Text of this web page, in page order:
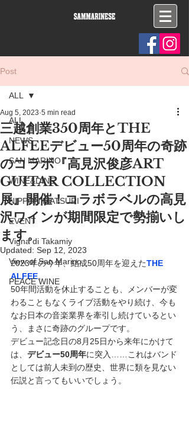
Post
ALL
NEWS
SAN MARINO
WINE&DINE
NIPPON MATSURI
EVENT
Vigna di Takamiy
View of San Marino
PEACE WINE
ALL
三越創業350周年とTHE
ALFEEデビュー50周年の奇跡
のコラボ『高見沢俊彦ART
GUITAR COLLECTION
展』開催！コラボラベルの高見
沢ワインが期間限定で勢揃いし
ます。
Aug 5, 2023 5 min read
Updated: Sep 12, 2023
2023年の今年、結成50周年を迎えたTHE
ALFEE。
50年間活動を休止することも、メンバーが変
わることもなくライブ活動をやり続け、今も
なお日本の音楽業界を牽引し続けているとい
う、まさに奇跡のグループです。
デビュー記念日の8月25日から来年にかけて
は、 デビュー50周年に突入……これはバンド
としては前人未到の歴史、世界に類を見ない
伝説と言ってもいいでしょう。